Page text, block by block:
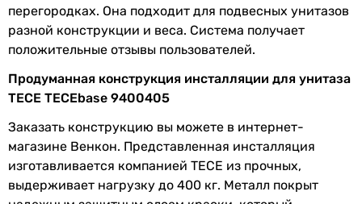
Расстояние
между
креплениями
180 мм, 230 мм
Коллекции TECEbase
Кнопка смыва механическая
Комплектация
коробка монтажная, сливной
бачок, патрубки для
подключения к унитазу,
перегородках. Она подходит для подвесных унитазов
разной конструкции и веса. Система получает
положительные отзывы пользователей.
Продуманная конструкция инсталляции для унитаза
TECE TECEbase 9400405
Заказать конструкцию вы можете в интернет-
магазине Венкон. Представленная инсталляция
изготавливается компанией TECE из прочных,
выдерживает нагрузку до 400 кг. Металл покрыт